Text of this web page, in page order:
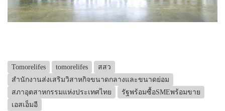
Tomorelifes tomorelifes
สสว
สำนักงานส่งเสริมวิสาหกิจขนาดกลางและขนาดย่อม
สภาอุตสาหกรรมแห่งประเทศไทย
รัฐพร้อมซื้อSMEพร้อมขาย
เอสเอ็มอี